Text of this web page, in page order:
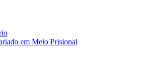
em Meio Prisional